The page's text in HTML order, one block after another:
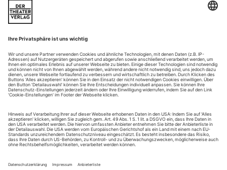
zeigt die Welt hinter der Bühne, befragt die Macher und
verfolgt die Kulturpolitik. Große Themenblöcke
behandeln die Geschichte der Oper, bedeutende
Komponisten und die interessantesten Aspekte des
internationalen Musiklebens. Die Premierenvorschau
animiert zu Opernreisen in alle Welt.
Sie erhalten Zugang zum Online-Archiv von Opernwelt
und können sowohl das aktuelle ePaper als auch das
ePaper-Archiv über Ihren Account auf www.der-
theaterverlag.de einsehen. Zugang zur App auf Anfrage.
Das Abonnement hat eine Laufzeit von einem Monat und
verlängert sich jeweils um einen weiteren Monat, sofern
es nicht vom Kunden auf der Seite „Mein Konto/Meine
Bestellungen“ auf www.der-theaterverlag.de gekündigt